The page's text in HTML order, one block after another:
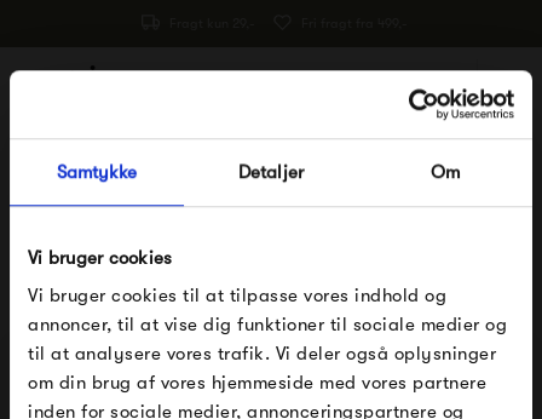
Samtykke Detaljer Om
Vi bruger cookies
Vi bruger cookies til at tilpasse vores indhold og
annoncer, til at vise dig funktioner til sociale medier og
til at analysere vores trafik. Vi deler også oplysninger
om din brug af vores hjemmeside med vores partnere
inden for sociale medier, annonceringspartnere og
0
Forside Louise Campbell
Louise Campbell
Ingen varer for denne leverandør.
FÅ 10% PÅ DIN NÆSTE ORDRE